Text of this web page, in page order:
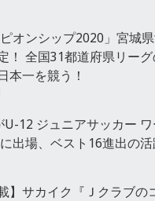
ピオンシップ2020」宮城
！ 全国31都道府県リー
本一を競う！
U-12 ジュニアサッカー
出場、ベスト16進出の活
】サカイク『Ｊクラブの